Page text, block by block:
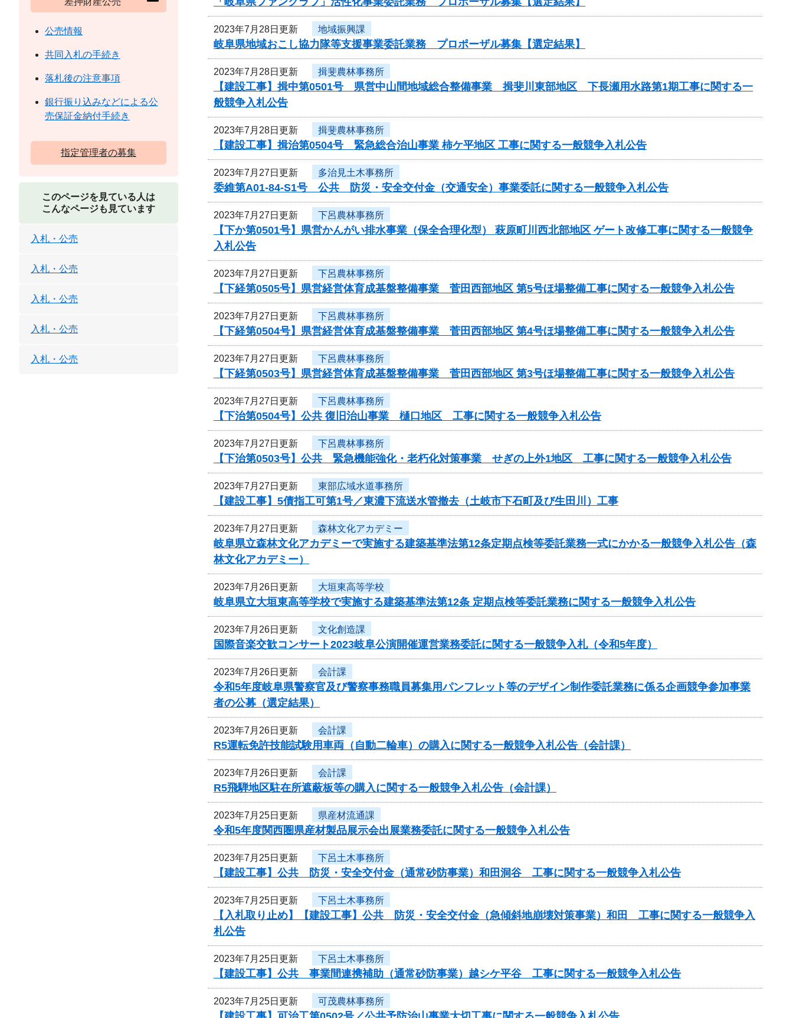
2023年7月28日更新 地域振興課
岐阜県地域おこし協力隊等支援事業委託業務 プロポーザル募集【選定結果】
2023年7月28日更新 揖斐農林事務所
【建設工事】揖中第0501号 県営中山間地域総合整備事業 揖斐川東部地区 下長瀬用水路第1期工事に関する一
般競争入札公告
2023年7月28日更新 揖斐農林事務所
【建設工事】揖治第0504号 緊急総合治山事業 柿ケ平地区 工事に関する一般競争入札公告
2023年7月27日更新 多治見土木事務所
委維第A01-84-S1号 公共 防災・安全交付金（交通安全）事業委託に関する一般競争入札公告
2023年7月27日更新 下呂農林事務所
【下か第0501号】県営かんがい排水事業（保全合理化型） 萩原町川西北部地区 ゲート改修工事に関する一般競争
入札公告
2023年7月27日更新 下呂農林事務所
【下経第0505号】県営経営体育成基盤整備事業 菅田西部地区 第5号ほ場整備工事に関する一般競争入札公告
2023年7月27日更新 下呂農林事務所
【下経第0504号】県営経営体育成基盤整備事業 菅田西部地区 第4号ほ場整備工事に関する一般競争入札公告
2023年7月27日更新 下呂農林事務所
【下経第0503号】県営経営体育成基盤整備事業 菅田西部地区 第3号ほ場整備工事に関する一般競争入札公告
2023年7月27日更新 下呂農林事務所
【下治第0504号】公共 復旧治山事業 樋口地区 工事に関する一般競争入札公告
2023年7月27日更新 下呂農林事務所
【下治第0503号】公共 緊急機能強化・老朽化対策事業 せぎの上外1地区 工事に関する一般競争入札公告
2023年7月27日更新 東部広域水道事務所
【建設工事】5債指工可第1号／東濃下流送水管撤去（土岐市下石町及び生田川）工事
2023年7月27日更新 森林文化アカデミー
岐阜県立森林文化アカデミーで実施する建築基準法第12条定期点検等委託業務一式にかかる一般競争入札公告（森
林文化アカデミー）
2023年7月26日更新 大垣東高等学校
岐阜県立大垣東高等学校で実施する建築基準法第12条 定期点検等委託業務に関する一般競争入札公告
2023年7月26日更新 文化創造課
国際音楽交歓コンサート2023岐阜公演開催運営業務委託に関する一般競争入札（令和5年度）
2023年7月26日更新 会計課
令和5年度岐阜県警察官及び警察事務職員募集用パンフレット等のデザイン制作委託業務に係る企画競争参加事業
者の公募（選定結果）
2023年7月26日更新 会計課
R5運転免許技能試験用車両（自動二輪車）の購入に関する一般競争入札公告（会計課）
2023年7月26日更新 会計課
R5飛騨地区駐在所遮蔽板等の購入に関する一般競争入札公告（会計課）
2023年7月25日更新 県産材流通課
令和5年度関西圏県産材製品展示会出展業務委託に関する一般競争入札公告
2023年7月25日更新 下呂土木事務所
【建設工事】公共 防災・安全交付金（通常砂防事業）和田洞谷 工事に関する一般競争入札公告
2023年7月25日更新 下呂土木事務所
【入札取り止め】【建設工事】公共 防災・安全交付金（急傾斜地崩壊対策事業）和田 工事に関する一般競争入
札公告
2023年7月25日更新 下呂土木事務所
【建設工事】公共 事業間連携補助（通常砂防事業）越シケ平谷 工事に関する一般競争入札公告
2023年7月25日更新 可茂農林事務所
公売情報
共同入札の手続き
落札後の注意事項
銀行振り込みなどによる公
売保証金納付手続き
指定管理者の募集
このページを見ている人は
こんなページも見ています
入札・公売
入札・公売
入札・公売
入札・公売
入札・公売